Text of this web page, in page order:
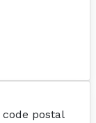
postal